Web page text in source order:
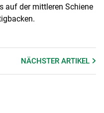
auf der mittleren Schiene
NÄCHSTERARTIKEL